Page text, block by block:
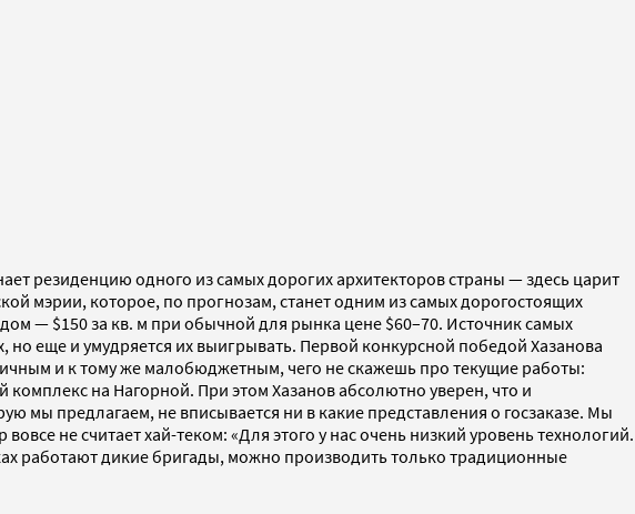
резиденцию одного из самых дорогих архитекторов страны — здесь царит
мэрии, которое, по прогнозам, станет одним из самых дорогостоящих
— $150 за кв. м при обычной для рынка цене $60–70. Источник самых
но еще и умудряется их выигрывать. Первой конкурсной победой Хазанова
и к тому же малобюджетным, чего не скажешь про текущие работы:
на Нагорной. При этом Хазанов абсолютно уверен, что и
мы предлагаем, не вписывается ни в какие представления о госзаказе. Мы
не считает хай-теком: «Для этого у нас очень низкий уровень технологий.
работают дикие бригады, можно производить только традиционные